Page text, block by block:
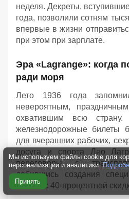
неделя. Декреты,
года, позволили сотням
впервые в жизни
при этом при зарплате.
Эра «Lagrange»: когда
ради моря
Лето 1936 года
невероятным,
охватившим всю страну.
железнодорожные билеты
для вчерашних рабочих,
досуга и спорта Лео
переговоры с
добившись создания
билета с 40-процентной
Мы используем файлы cookie для
персонализации и аналитики.
Принять